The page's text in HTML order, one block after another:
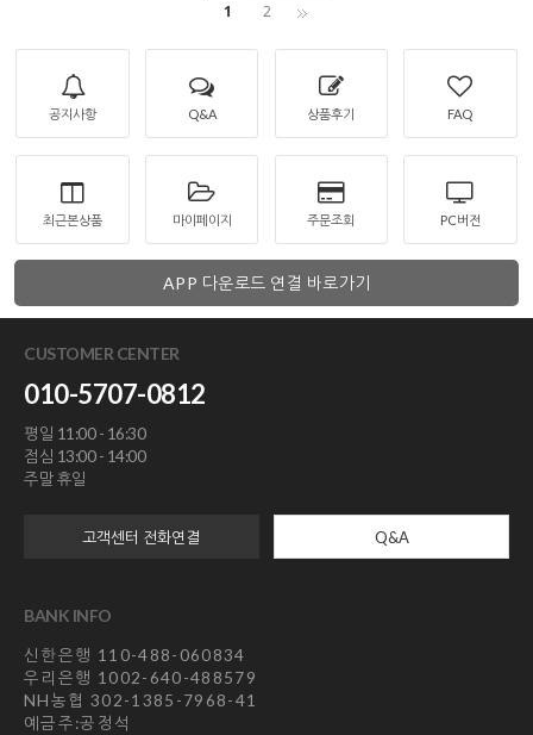
1 2
공지사항 Q&A 상품후기 FAQ
최근본상품 마이페이지 주문조회 PC버전
APP 다운로드 연결 바로가기
CUSTOMER CENTER
010-5707-0812
평일 11:00 - 16:30
점심 13:00 - 14:00
주말 휴일
고객센터 전화연결 Q&A
BANK INFO
신한은행 110-488-060834
우리은행 1002-640-488579
NH농협 302-1385-7968-41
예금주:공정석